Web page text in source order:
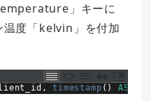
」キーに
度「kelvin」を付加
, timestamp ( ) AS